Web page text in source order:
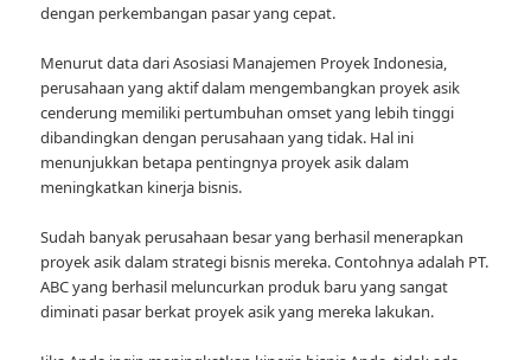
dengan perkembangan pasar yang cepat.
Menurut data dari Asosiasi Manajemen Proyek Indonesia,
perusahaan yang aktif dalam mengembangkan proyek asik
cenderung memiliki pertumbuhan omset yang lebih tinggi
dibandingkan dengan perusahaan yang tidak. Hal ini
menunjukkan betapa pentingnya proyek asik dalam
meningkatkan kinerja bisnis.
Sudah banyak perusahaan besar yang berhasil menerapkan
proyek asik dalam strategi bisnis mereka. Contohnya adalah PT.
ABC yang berhasil meluncurkan produk baru yang sangat
diminati pasar berkat proyek asik yang mereka lakukan.